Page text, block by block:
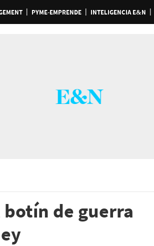
PYME-EMPRENDE INTELIGENCIA E&N
botín de guerra